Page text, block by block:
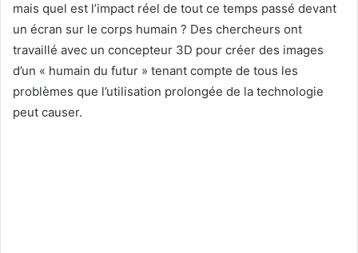
mais quel est l’impact réel de tout ce temps passé devant
un écran sur le corps humain ? Des chercheurs ont
travaillé avec un concepteur 3D pour créer des images
d’un « humain du futur » tenant compte de tous les
problèmes que l’utilisation prolongée de la technologie
peut causer.